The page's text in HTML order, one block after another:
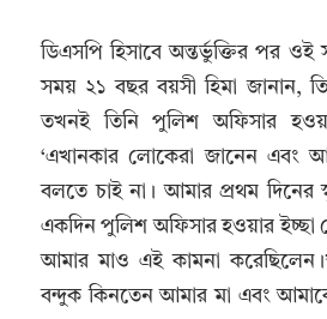
ডিএসপি হিসাবে অন্তর্ভুক্তির পর ওই
সময় ২১ বছর বয়সী হিমা জানান,
তখনই তিনি পুলিশ অফিসার
‘এখানকার লোকেরা জানেন এবং
বলতে চাই না। আমার প্রথম
একদিন পুলিশ অফিসার হওয়ার ইচ্ছা
আমার মাও এই কামনা
বন্দুক কিনতেন আমার মা এবং